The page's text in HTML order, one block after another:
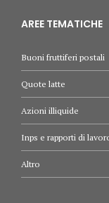
AREE TEMATICHE
Buoni fruttiferi postali
Quote latte
Azioni illiquide
Inps e rapporti di
Altro